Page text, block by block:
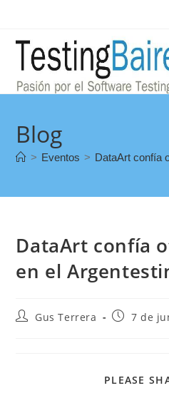
Blog
> Eventos > DataArt confía
DataArt confía
en el
Gus Terrera 7 de
PLEASE